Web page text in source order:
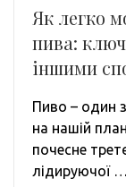
Як легко
пива:
іншими
Пиво – один
на нашій
почесне
лідируючої …